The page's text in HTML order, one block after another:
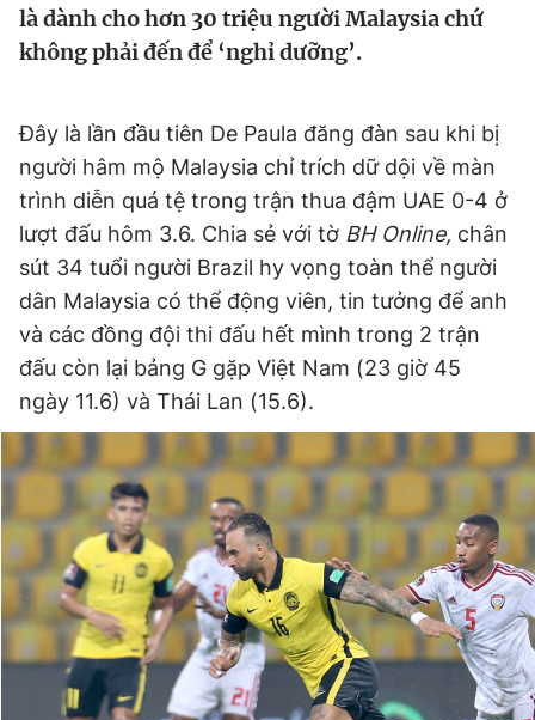
Tiện ích Bạn cần biết
Đọc Thanh Niên trên điện thoại
Theo dõi báo trên
0906 645 777
Liên hệ quảng cáo
0908 780 404
Đặt báo Quảng cáo RSS Tòa soạn Chính sách bảo
Tổng biên tập: Nguyễn Ngọc Toàn
Phó tổng biên tập thường trực: Hải Thành
Phó tổng biên tập: Lâm Hiếu Dũng
Phó tổng biên tập: Trần Việt Hưng
Tổng thư ký tòa soạn: Đức Trung
là dành cho hơn 30 triệu người Malaysia chứ
không phải đến để ‘nghỉ dưỡng’.
Đây là lần đầu tiên De Paula đăng đàn sau khi bị
người hâm mộ Malaysia chỉ trích dữ dội về màn
trình diễn quá tệ trong trận thua đậm UAE 0-4 ở
lượt đấu hôm 3.6. Chia sẻ với tờ BH Online, chân
sút 34 tuổi người Brazil hy vọng toàn thể người
dân Malaysia có thể động viên, tin tưởng để anh
và các đồng đội thi đấu hết mình trong 2 trận
đấu còn lại bảng G gặp Việt Nam (23 giờ 45
ngày 11.6) và Thái Lan (15.6).